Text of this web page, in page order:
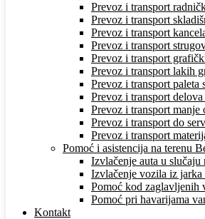
Prevoz i transport
Prevoz i transport
Prevoz i transport
Prevoz i transport
Prevoz i transport
Prevoz i transport lakih
Prevoz i transport paleta
Prevoz i transport
Prevoz i transport manje
Prevoz i transport do
Prevoz i transport
Pomoć i asistencija na terenu
Izvlačenje auta u slučaju
Izvlačenje vozila iz jarka
Pomoć kod zaglavljenih
Pomoć pri havarijama
Kontakt